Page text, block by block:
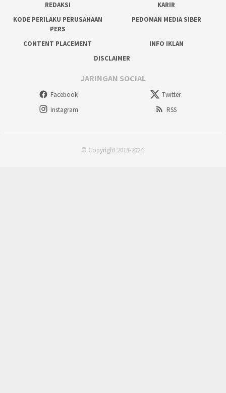
REDAKSI
KARIR
KODE PERILAKU PERUSAHAAN
PERS
PEDOMAN MEDIA SIBER
CONTENT PLACEMENT
INFO IKLAN
DISCLAIMER
JARINGAN SOCIAL
Facebook
Twitter
Instagram
RSS
© Copyright 2018-2024.